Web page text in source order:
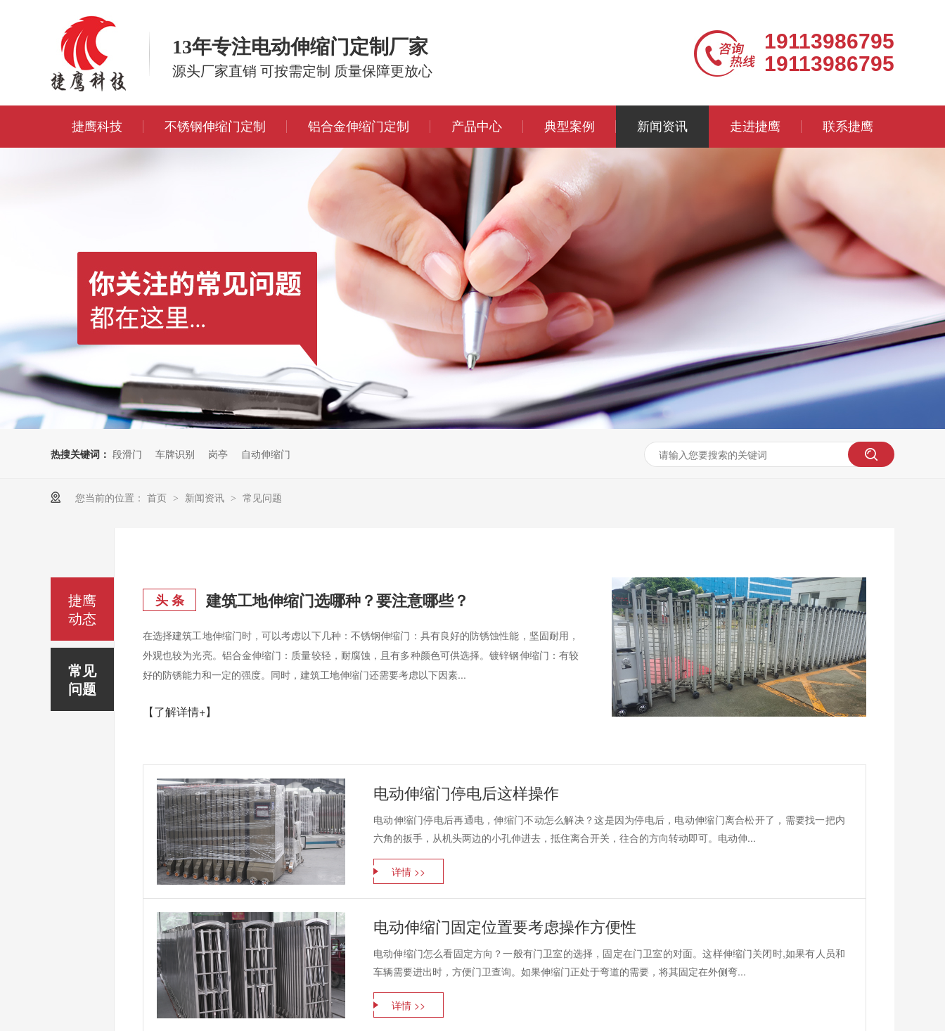
13年专注电动伸缩门定制厂家
源头厂家直销 可按需定制 质量保障更放心
19113986795
19113986795
捷鹰科技 不锈钢伸缩门定制 铝合金伸缩门定制 产品中心 典型案例 新闻资讯 走进捷鹰 联系捷鹰
热搜关键词： 段滑门 车牌识别 岗亭 自动伸缩门
您当前的位置： 首页 > 新闻资讯 > 常见问题
头 条 建筑工地伸缩门选哪种？要注意哪些？
在选择建筑工地伸缩门时，可以考虑以下几种：不锈钢伸缩门：具有良好的防锈蚀性能，坚固耐用，
外观也较为光亮。铝合金伸缩门：质量较轻，耐腐蚀，且有多种颜色可供选择。镀锌钢伸缩门：有较
好的防锈能力和一定的强度。同时，建筑工地伸缩门还需要考虑以下因素...
【了解详情+】
电动伸缩门停电后这样操作
电动伸缩门停电后再通电，伸缩门不动怎么解决？这是因为停电后，电动伸缩门离合松开了，需要找一把内
六角的扳手，从机头两边的小孔伸进去，抵住离合开关，往合的方向转动即可。电动伸...
详情 >>
电动伸缩门固定位置要考虑操作方便性
电动伸缩门怎么看固定方向？一般有门卫室的选择，固定在门卫室的对面。这样伸缩门关闭时,如果有人员和
车辆需要进出时，方便门卫查询。如果伸缩门正处于弯道的需要，将其固定在外侧弯...
详情 >>
捷鹰
动态
常见
问题